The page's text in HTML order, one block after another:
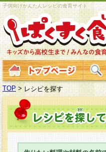
子供向けかんたんレシピの食育サイト
TOP > レシピを探す